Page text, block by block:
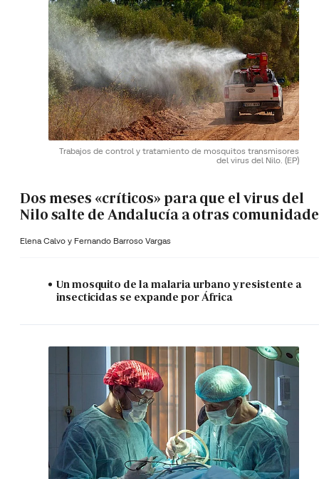
Trabajos de control y tratamiento de mosquitos transmisores
del virus del Nilo. (EP)
Dos meses «críticos» para que el virus del
Nilo salte de Andalucía a otras
Elena Calvo y Fernando Barroso Vargas
Un mosquito de la malaria urbano y resistente a
insecticidas se expande por África